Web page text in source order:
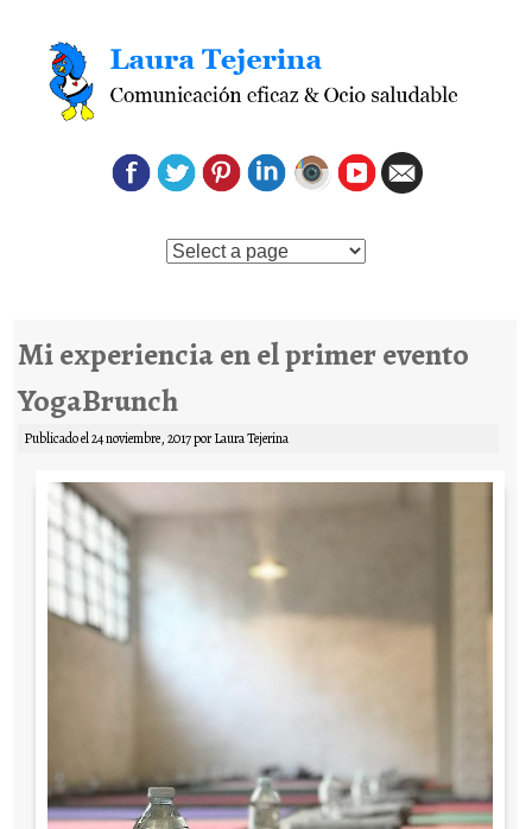
Saltar al contenido
Mi experiencia en el primer evento
YogaBrunch
Publicado el24 noviembre, 2017porLaura Tejerina